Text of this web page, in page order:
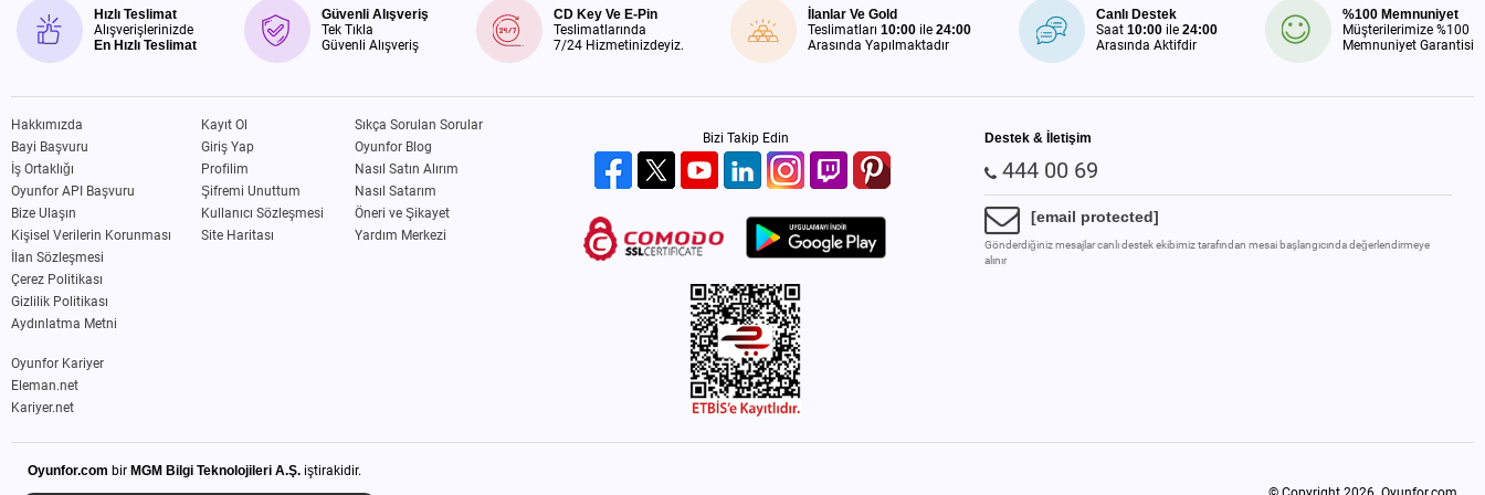
Hızlı Teslimat
Alışverişlerinizde
En Hızlı Teslimat
Güvenli Alışveriş
Tek Tıkla
Güvenli Alışveriş
CD Key Ve E-Pin
Teslimatlarında
7/24 Hizmetinizdeyiz.
İlanlar Ve Gold
Teslimatları10:00 ile24:00
Arasında Yapılmaktadır
Canlı Destek
Saat10:00 ile24:00
Arasında Aktifdir
%100 Memnuniyet
Müşterilerimize %100
Memnuniyet Garantisi
Hakkımızda
Bayi Başvuru
İş Ortaklığı
Oyunfor API Başvuru
Bize Ulaşın
Kişisel Verilerin Korunması
İlan Sözleşmesi
Çerez Politikası
Gizlilik Politikası
Aydınlatma Metni
Kayıt Ol
Giriş Yap
Profilim
Şifremi Unuttum
Kullanıcı Sözleşmesi
Site Haritası
Sıkça Sorulan Sorular
Oyunfor Blog
Nasıl Satın Alırım
Nasıl Satarım
Öneri ve Şikayet
Yardım Merkezi
Oyunfor Kariyer
Eleman.net
Kariyer.net
Bizi Takip Edin Destek & İletişim
444 00 69
[email protected]
Gönderdiğiniz mesajlar canlı destek ekibimiz tarafından mesai başlangıcında değerlendirmeye
alınır
Oyunfor.com bir MGM Bilgi Teknolojileri A.Ş. iştirakidir.